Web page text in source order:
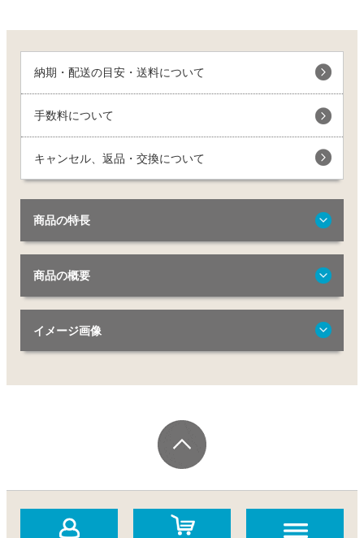
納期・配送の目安・送料について
手数料について
キャンセル、返品・交換について
商品の特長
商品の概要
イメージ画像